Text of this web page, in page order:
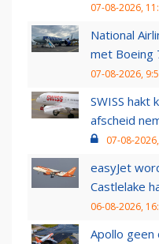
07-08-2026,
National
met Boeing
07-08-2026,
SWISS hakt
afscheid
07-08-
easyJet
Castlelake
06-08-2026,
Apollo geen